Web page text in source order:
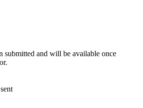
submitted and will be available once